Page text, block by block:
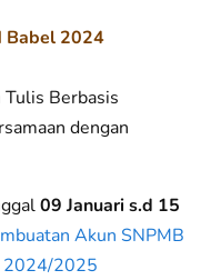
Babel 2024
Tulis Berbasis
dengan
09 Januari s.d 15
Akun SNPMB
2024/2025